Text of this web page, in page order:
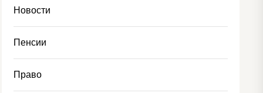
Новости
Пенсии
Право